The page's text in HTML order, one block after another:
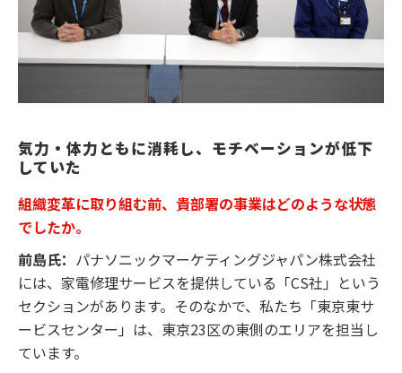
気力・体力ともに消耗し、モチベーションが低下
していた
組織変革に取り組む前、貴部署の事業はどのような状態
でしたか。
前島氏： パナソニックマーケティングジャパン株式会社
には、家電修理サービスを提供している「CS社」という
セクションがあります。そのなかで、私たち「東京東サ
ービスセンター」は、東京23区の東側のエリアを担当し
ています。